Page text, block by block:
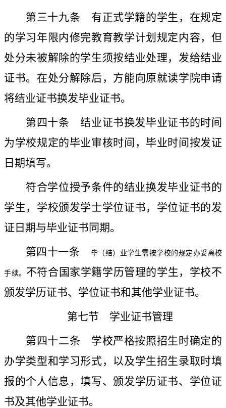
第三十九条 有正式学籍的学生，在规定
的学习年限内修完教育教学计划规定内容，但
处分未被解除的学生须按结业处理，发给结业
证书。在处分解除后，方能向原就读学院申请
将结业证书换发毕业证书。
第四十条 结业证书换发毕业证书的时间
为学校规定的毕业审核时间，毕业时间按发证
日期填写。
符合学位授予条件的结业换发毕业证书的
学生，学校颁发学士学位证书，学位证书的发
证日期与毕业证书同期。
第四十一条
毕（结）业学生需按学校的规定办妥离校
手续。 不符合国家学籍学历管理的学生，学校不
颁发学历证书、学位证书和其他学业证书。
第七节 学业证书管理
第四十二条 学校严格按照招生时确定的
办学类型和学习形式，以及学生招生录取时填
报的个人信息，填写、颁发学历证书、学位证
书及其他学业证书。